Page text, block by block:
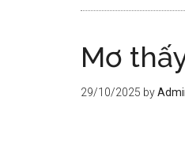
Mơ
29/10/2025 by